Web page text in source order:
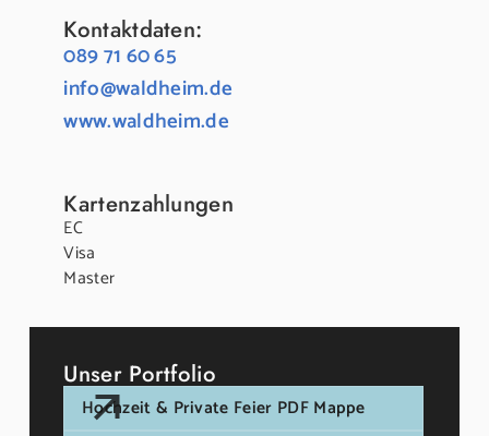
Kontaktdaten:
089 71 60 65
info@waldheim.de
www.waldheim.de
Kartenzahlungen
EC
Visa
Master
Unser Portfolio
Hochzeit & Private Feier PDF Mappe